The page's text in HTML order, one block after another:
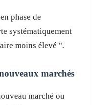
phase de
systématiquement
moins élevé ".
marchés
marché ou